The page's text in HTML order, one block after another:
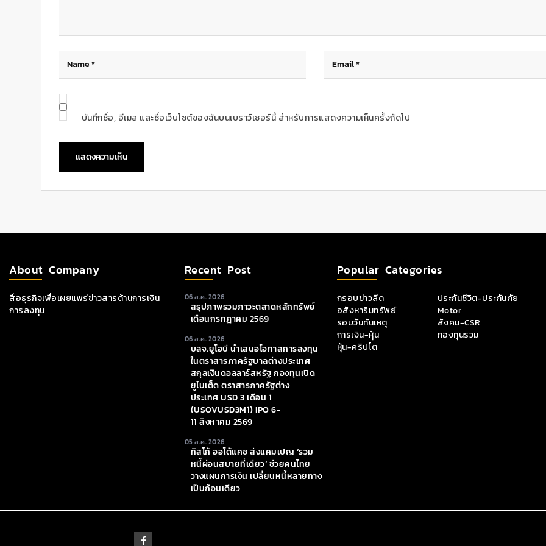
บันทึกชื่อ, อีเมล และชื่อเว็บไซต์ของฉันบนเบราว์เซอร์นี้ สำหรับการแสดงความเห็นครั้งถัดไป
About Company
สื่อธุรกิจเพื่อเผยแพร่ข่าวสารด้านการเงิน
การลงทุน
Recent Post
06 ส.ค. 2026
สรุปภาพรวมภาวะตลาดหลักทรัพย์
เดือนกรกฎาคม 2569
06 ส.ค. 2026
บลจ.ยูโอบี นำเสนอโอกาสการลงทุน
ในตราสารภาครัฐบาลต่างประเทศ
สกุลเงินดอลลาร์สหรัฐ กองทุนเปิด
ยูไนเต็ด ตราสารภาครัฐต่าง
ประเทศ USD 3 เดือน 1
(USOVUSD3M1) IPO 6-
11 สิงหาคม 2569
05 ส.ค. 2026
ทิสโก้ ออโต้แคช ส่งแคมเปญ ‘รวม
หนี้ผ่อนสบายที่เดียว’ ช่วยคนไทย
วางแผนการเงิน เปลี่ยนหนี้หลายทาง
เป็นก้อนเดียว
Popular Categories
กรอบข่าวลีด
อสังหาริมทรัพย์
รอบวันทันเหตุ
การเงิน-หุ้น
หุ้น-คริปโต
ประกันชีวิต-ประกันภัย
Motor
สังคม-CSR
กองทุนรวม